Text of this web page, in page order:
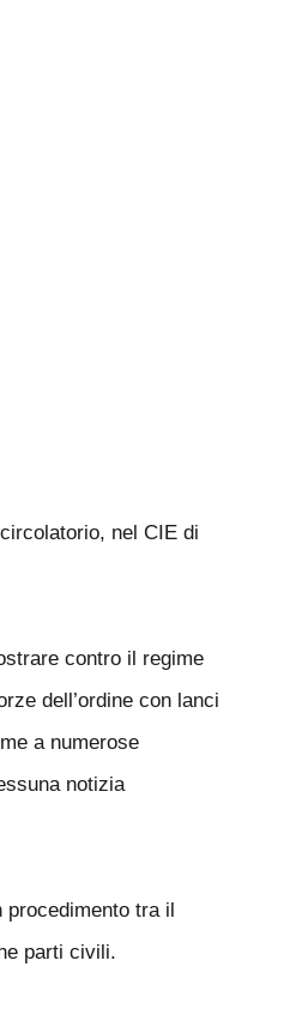
nel CIE di
contro il regime
dell’ordine con lanci
a numerose
notizia
procedimento tra il
parti civili.